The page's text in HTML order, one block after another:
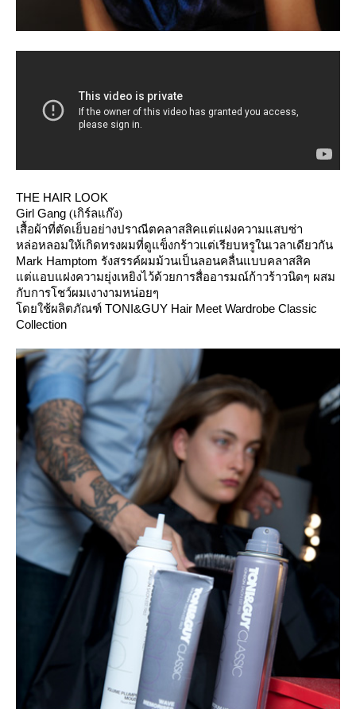
THE HAIR LOOK
Girl Gang (เกิร์ลแก๊ง)
เสื้อผ้าที่ตัดเย็บอย่างปราณีตคลาสสิคแต่แฝงความแสบซ่า
หล่อหลอมให้เกิดทรงผมที่ดูแข็งกร้าวแต่เรียบหรูในเวลาเดียวกัน
Mark Hamptom รังสรรค์ผมม้วนเป็นลอนคลื่นแบบคลาสสิค
ต่แอบแฝงความยุ่งเหยิงไว้ด้วยการสื่ออารมณ์ก้าวร้าวนิดๆ ผสม
กับการโชว์ผมเงางามหน่อยๆ
ดยใช้ผลิตภัณฑ์ TONI&GUY Hair Meet Wardrobe Classic
Collection